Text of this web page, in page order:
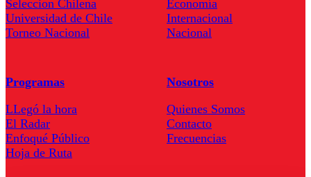
Seleccion Chilena
Universidad de Chile
Torneo Nacional
Economía
Internacional
Nacional
Programas
LLegó la hora
El Radar
Enfoqué Público
Hoja de Ruta
Nosotros
Quienes Somos
Contacto
Frecuencias